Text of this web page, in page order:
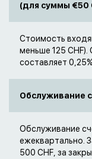
(для суммы €50
Стоимость
меньше 125
составляет
Обслуживание
Обслуживание
ежеквартально.
500 CHF, за